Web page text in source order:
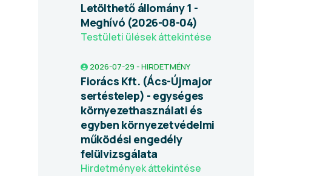
Letölthető állomány 1 -
Meghívó (2026-08-04)
Testületi ülések áttekintése
2026-07-29 - HIRDETMÉNY
Fiorács Kft. (Ács-Újmajor
sertéstelep) - egységes
környezethasználati és
egyben környezetvédelmi
működési engedély
felülvizsgálata
Hirdetmények áttekintése